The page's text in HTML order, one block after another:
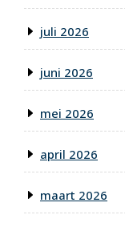
juli 2026
juni 2026
mei 2026
april 2026
maart 2026